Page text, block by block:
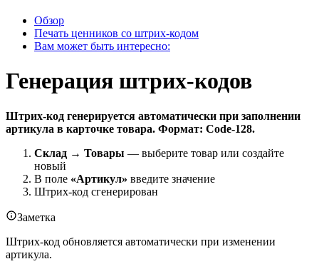
Обзор
Печать ценников со штрих-кодом
Вам может быть интересно:
Генерация штрих-кодов
Штрих-код генерируется автоматически при заполнении
артикула в карточке товара. Формат: Code-128.
Склад → Товары — выберите товар или создайте
новый
В поле «Артикул» введите значение
Штрих-код сгенерирован
Заметка
Штрих-код обновляется автоматически при изменении
артикула.